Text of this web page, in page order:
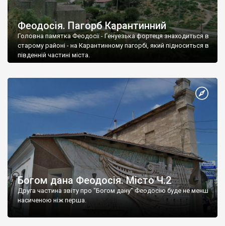
Феодосія. Пагорб Карантинний
Головна памятка Феодосії - Генуезька фортеця знаходиться в
старому районі - на Карантинному пагорбі, який підноситься в
південній частині міста.
Богом дана Феодосія. Місто Ч.2
Друга частина звіту про "Богом дану" Феодосію буде не менш
насиченою ніж перша.